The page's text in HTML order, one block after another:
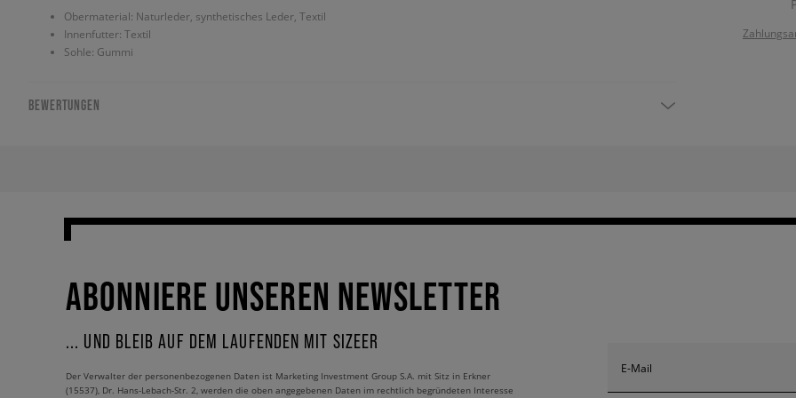
Obermaterial: Naturleder, synthetisches Leder, Textil
Innenfutter: Textil
Sohle: Gummi
BEWERTUNGEN
ABONNIERE UNSEREN NEWSLETTER
... UND BLEIB AUF DEM LAUFENDEN MIT SIZEER
E-Mail
Der Verwalter der personenbezogenen Daten ist Marketing Investment Group S.A. mit Sitz in Erkner
(15537), Dr. Hans-Lebach-Str. 2, werden die oben angegebenen Daten im rechtlich begründeten Interesse